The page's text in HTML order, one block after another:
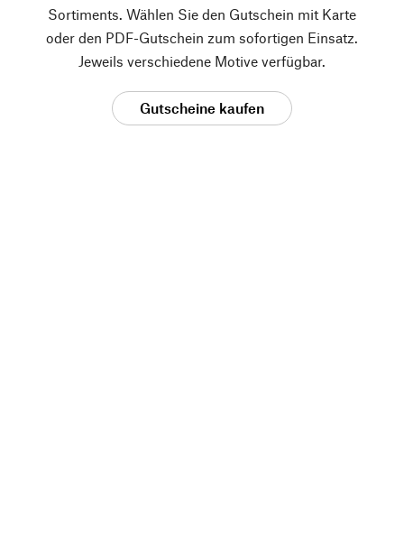
Sortiments. Wählen Sie den Gutschein mit Karte
oder den PDF-Gutschein zum sofortigen Einsatz.
Jeweils verschiedene Motive verfügbar.
Gutscheine kaufen